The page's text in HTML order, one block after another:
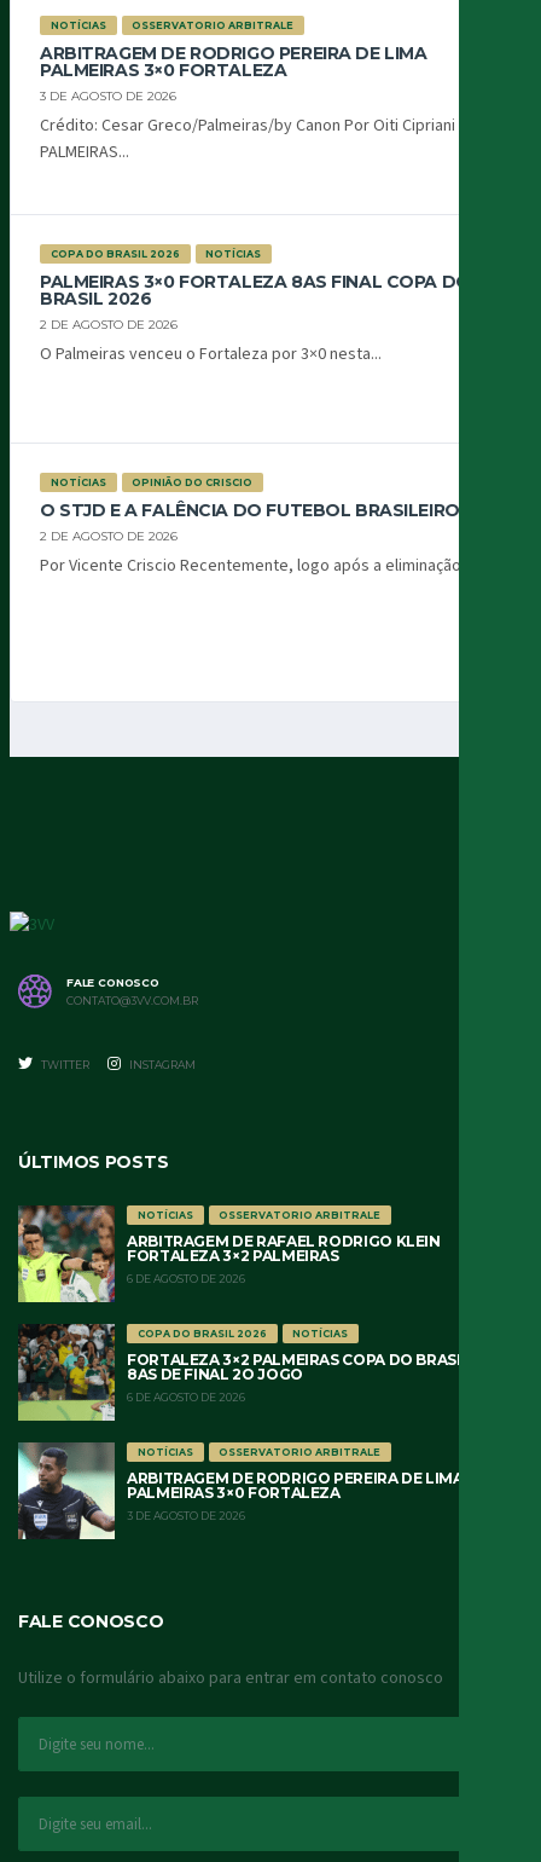
NOTÍCIAS OSSERVATORIO ARBITRALE
ARBITRAGEM DE RODRIGO PEREIRA DE LIMA
PALMEIRAS 3×0 FORTALEZA
3 DE AGOSTO DE 2026
Crédito: Cesar Greco/Palmeiras/by Canon Por Oiti Cipriani
PALMEIRAS...
COPA DO BRASIL 2026 NOTÍCIAS
PALMEIRAS 3×0 FORTALEZA 8AS FINAL COPA DO
BRASIL 2026
2 DE AGOSTO DE 2026
O Palmeiras venceu o Fortaleza por 3×0 nesta...
NOTÍCIAS OPINIÃO DO CRISCIO
O STJD E A FALÊNCIA DO FUTEBOL BRASILEIRO
2 DE AGOSTO DE 2026
Por Vicente Criscio Recentemente, logo após a eliminação...
FALE CONOSCO
CONTATO@3VV.COM.BR
TWITTER INSTAGRAM
ÚLTIMOS POSTS
NOTÍCIAS OSSERVATORIO ARBITRALE
ARBITRAGEM DE RAFAEL RODRIGO KLEIN
FORTALEZA 3×2 PALMEIRAS
6 DE AGOSTO DE 2026
COPA DO BRASIL 2026 NOTÍCIAS
FORTALEZA 3×2 PALMEIRAS COPA DO BRASIL 2026
8AS DE FINAL 2O JOGO
6 DE AGOSTO DE 2026
NOTÍCIAS OSSERVATORIO ARBITRALE
ARBITRAGEM DE RODRIGO PEREIRA DE LIMA
PALMEIRAS 3×0 FORTALEZA
3 DE AGOSTO DE 2026
FALE CONOSCO
Utilize o formulário abaixo para entrar em contato conosco